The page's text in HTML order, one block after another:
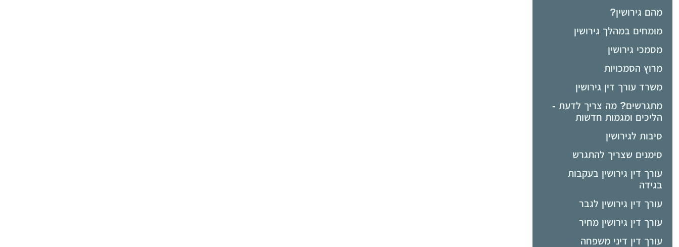
מהם גירושין?
מומחים במהלך גירושין
מסמכי גירושין
מרוץ הסמכויות
משרד עורך דין גירושין
מתגרשים? מה צריך לדעת -
הליכים ומגמות חדשות
סיבות לגירושין
סימנים שצריך להתגרש
עורך דין גירושין בעקבות
בגידה
עורך דין גירושין לגבר
עורך דין גירושין מחיר
עורך דין דיני משפחה